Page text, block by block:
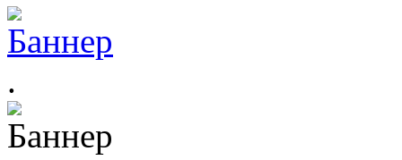
.